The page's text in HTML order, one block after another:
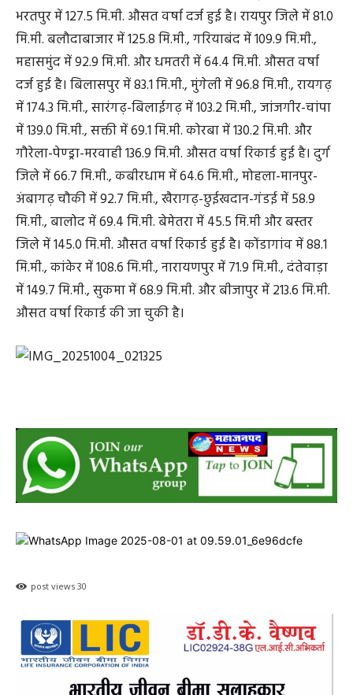
भरतपुर में 127.5 मि.मी. औसत वर्षा दर्ज हुई है। रायपुर जिले में 81.0
मि.मी. बलौदाबाजार में 125.8 मि.मी., गरियाबंद में 109.9 मि.मी.,
महासमुंद में 92.9 मि.मी. और धमतरी में 64.4 मि.मी. औसत वर्षा
दर्ज हुई है। बिलासपुर में 83.1 मि.मी., मुंगेली में 96.8 मि.मी., रायगढ़
में 174.3 मि.मी., सारंगढ़-बिलाईगढ़ में 103.2 मि.मी., जांजगीर-चांपा
में 139.0 मि.मी., सक्ती में 69.1 मि.मी. कोरबा में 130.2 मि.मी. और
गौरेला-पेण्ड्रा-मरवाही 136.9 मि.मी. औसत वर्षा रिकार्ड हुई है। दुर्ग
जिले में 66.7 मि.मी., कबीरधाम में 64.6 मि.मी., मोहला-मानपुर-
अंबागढ़ चौकी में 92.7 मि.मी., खैरागढ़-छुईखदान-गंडई में 58.9
मि.मी., बालोद में 69.4 मि.मी. बेमेतरा में 45.5 मि.मी और बस्तर
जिले में 145.0 मि.मी. औसत वर्षा रिकार्ड हुई है। कोंडागांव में 88.1
मि.मी., कांकेर में 108.6 मि.मी., नारायणपुर में 71.9 मि.मी., दंतेवाड़ा
में 149.7 मि.मी., सुकमा में 68.9 मि.मी. और बीजापुर में 213.6 मि.मी.
औसत वर्षा रिकार्ड की जा चुकी है।
post views 30